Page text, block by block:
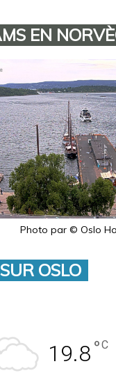
EN
Photo par © Oslo
OSLO
19.8°C